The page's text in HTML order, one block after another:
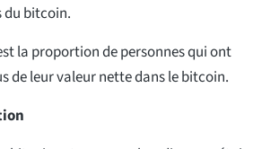
du bitcoin.
la proportion de personnes qui ont
de leur valeur nette dans le bitcoin.